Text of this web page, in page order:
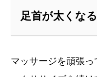
足首が太くな
マッサージを頑張